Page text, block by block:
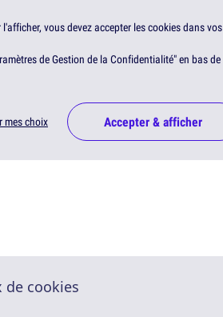
vous devez accepter les cookies dans vos
de Gestion de la Confidentialité" en bas de
mes choix Accepter & afficher
de cookies